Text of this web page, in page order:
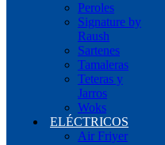
Peroles
Signature by
Raush
Sartenes
Tamaleras
Teteras y
Jarros
Woks
ELÉCTRICOS
Air Friyer